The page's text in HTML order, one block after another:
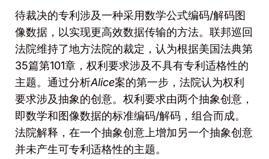
待裁决的专利涉及一种采用数学公式编码/解码图
像数据，以实现更高效数据传输的方法。联邦巡回
法院维持了地方法院的裁定，认为根据美国法典第
35篇第101章，权利要求涉及不具有专利适格性的
主题。通过分析Alice案的第一步，法院认为权利
要求涉及抽象的创意。权利要求由两个抽象创意，
即数学和图像数据的标准编码/解码，组合而成。
法院解释，在一个抽象创意上增加另一个抽象创意
并未产生可专利适格性的主题。